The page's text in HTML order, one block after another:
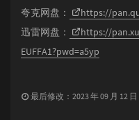
夸克网盘：
https://
迅雷网盘：
https://
EUFFA1?pwd=a5yp
最后修改：2023 年 09 月 12 日